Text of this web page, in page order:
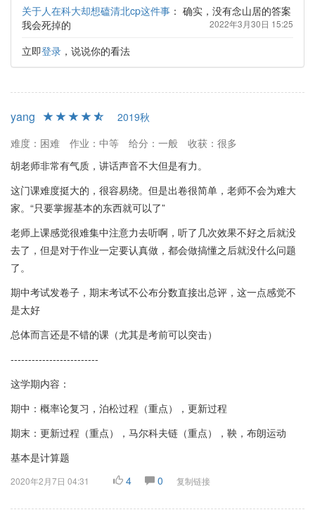
关于人在科大却想磕清北cp这件事 ： 确实，没有念山居的答案
我会死掉的
2022年3月30日 15:25
立即登录 ，说说你的看法
yang
2019秋
难度：困难
作业：中等 给分：一般
收获：很多
胡老师非常有气质，讲话声音不大但是有力。
这门课难度挺大的，很容易绕。但是出卷很简单，老师不会为难大
家。“只要掌握基本的东西就可以了”
老师上课感觉很难集中注意力去听啊，听了几次效果不好之后就没
去了，但是对于作业一定要认真做，都会做搞懂之后就没什么问题
了。
期中考试发卷子，期末考试不公布分数直接出总评，这一点感觉不
是太好
总体而言还是不错的课（尤其是考前可以突击）
-------------------------
这学期内容：
期中：概率论复习，泊松过程（重点），更新过程
期末：更新过程（重点），马尔科夫链（重点），鞅，布朗运动
基本是计算题
2020年2月7日 04:31 4 0 复制链接